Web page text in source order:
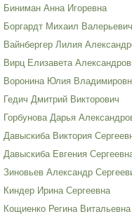
Биниман Анна Игоревна
Боргардт Михаил
Вайнбергер Лилия
Вирц Елизавета
Воронина Юлия
Гедич Дмитрий Викторович
Горбунова Дарья
Давыскиба Виктория
Давыскиба Евгения
Зиновьев Александр
Киндер Ирина Сергеевна
Кощиенко Регина Витальевна